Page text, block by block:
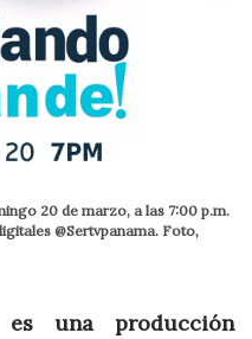
20 de marzo, a las 7:00 p.m.
@Sertvpanama. Foto,
es una producción